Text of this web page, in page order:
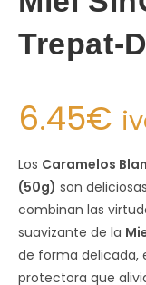
Trepat-
6.45€
Los Caramelos
(50g) son
combinan las
suavizante de la
de forma delicada,
protectora que